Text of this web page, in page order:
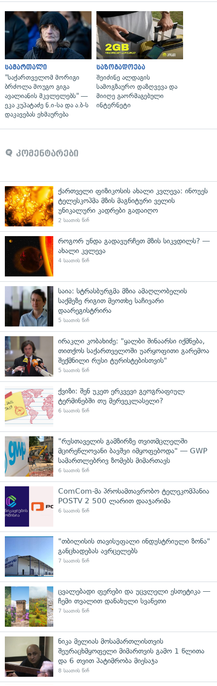
სამართალი
"საქართველომ მორიგი
ბრძოლა მოუგო გიგა
ავალიანის მკვლელებს" —
ეკა კუპატაძე ნ.ი-სა და ა.ბ-ს
დაკავებას ეხმაურება
საზოგადოება
შეიძინე ალდაგის
სამოგზაურო დაზღვევა და
მიიღე გაორმაგებული
ინტერნეტი
კომენტარები
ქართველი ფიზიკოსის ახალი კვლევა: ინოუეს
ტელესკოპმა მზის მაგნიტური ველის
უნიკალური კადრები გადაიღო
2 საათის წინ
როგორ უნდა გადავურჩეთ მზის სიკვდილს? —
ახალი კვლევა
4 საათის წინ
საია: სტრასბურგმა მზია ამაღლობელის
საქმეზე რიგით მეოთხე საჩივარი
დაარეგისტრირა
5 საათის წინ
ირაკლი კობახიძე: "ყალბი შინაარსი იქმნება,
თითქოს საქართველოში უარყოფითი გარემოა
შექმნილი რუსი ტურისტებისთვის"
5 საათის წინ
ქვიზი: შენ უკეთ ერკვევი გეოგრაფიულ
ტერმინებში თუ მერვეკლასელი?
6 საათის წინ
"რუსთაველის გამზირზე თვითმცლელში
მცირეწლოვანი ბავშვი იმყოფებოდა" — GWP
სამართლებრივ ზომებს მიმართავს
6 საათის წინ
ComCom-მა პროსამთავრობო ტელეკომპანია
POSTV 2 500 ლარით დააჯარიმა
6 საათის წინ
"თბილისის თავისუფალი ინდუსტრიული ზონა"
განცხადებას ავრცელებს
7 საათის წინ
ცვალებადი ფერები და უცვლელი ესთეტიკა —
ჩემი თვალით დანახული სვანეთი
7 საათის წინ
ნიკა მელიას მოსამართლისთვის
შეურაცხმყოფელი მიმართვის გამო 1 წლითა
და 6 თვით პატიმრობა მიესაჯა
8 საათის წინ